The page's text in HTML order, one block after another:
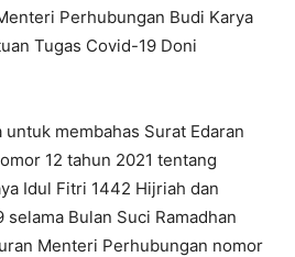
Perhubungan Budi Karya
Tugas Covid-19 Doni
membahas Surat Edaran
12 tahun 2021 tentang
Idul Fitri 1442 Hijriah dan
Bulan Suci Ramadhan
Menteri Perhubungan nomor